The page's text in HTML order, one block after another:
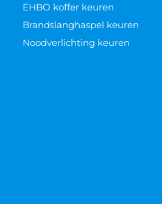
EHBO koffer keuren
Brandslanghaspel keuren
Noodverlichting keuren